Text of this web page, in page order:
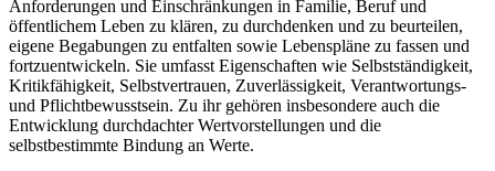
Anforderungen und Einschränkungen in Familie, Beruf und
öffentlichem Leben zu klären, zu durchdenken und zu beurteilen,
eigene Begabungen zu entfalten sowie Lebenspläne zu fassen und
fortzuentwickeln. Sie umfasst Eigenschaften wie Selbstständigkeit,
Kritikfähigkeit, Selbstvertrauen, Zuverlässigkeit, Verantwortungs-
und Pflichtbewusstsein. Zu ihr gehören insbesondere auch die
Entwicklung durchdachter Wertvorstellungen und die
selbstbestimmte Bindung an Werte.